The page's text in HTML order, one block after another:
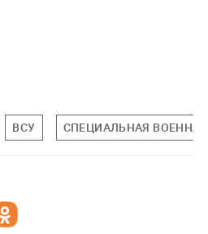
ВСУ СПЕЦИАЛЬНАЯ